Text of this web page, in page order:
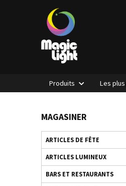
Produits Les
MAGASINER
ARTICLES DE FÊTE
ARTICLES LUMINEUX
BARS ET RESTAURANTS